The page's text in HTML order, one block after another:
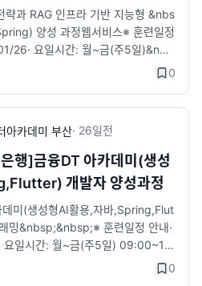
직무분석에 기반한 실무형 커리큘
프로젝트 진행· ​ 금융기관에 특화된
실무자로 강사진 구성· ​ 선도기업의
현· ​ 프로젝트 경진대회 실시&nbs
링크&gt;https://litt.ly/bsgreen
과 RAG 인프라 기반 지능형 &nbs
양성 과정​웹서비스※ 훈련일정
26· 요일시간: 월~금(주5일)&nbs
명&nbsp;※ 지원자격· 국민내일
&nbsp;&nbsp; &nbsp; &nbsp; &n
금 지급 : 국가기간전략산업직종
종 훈련 월 최대 40만원· ​구직촉진
원 (가족수당 최대 40만원)· ​ 1:1
·자소서/이력서 첨삭·취업세미나·
안내&nbsp;-′디지털디자인′의 직종
한 서비스에 대하여 사용자경험과 니
, 화면설계 등을 하는 직무′를 훈련
고 있습니다.&nbsp;-스마트폰·태
바이스 환경을 전제로, 사용자경험
0
아카데미 부산· 26일전
행]금융DT 아카데미(생성
개발자 양성과정
미(생성형AI활용,자바,Spring,Flut
밍&nbsp;&nbsp;※​ 훈련일정 안내​·
일시간: 월~금(주5일) 09:00~18:
원자격· 국민내일배움 카드 발급0